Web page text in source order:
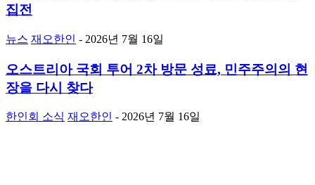
집전
뉴스 재오한인 - 2026년 7월 16일
오스트리아 국회 투어 2차 방문 성료, 민주주의의 현
장을 다시 찾다
한인회 소식 재오한인 - 2026년 7월 16일